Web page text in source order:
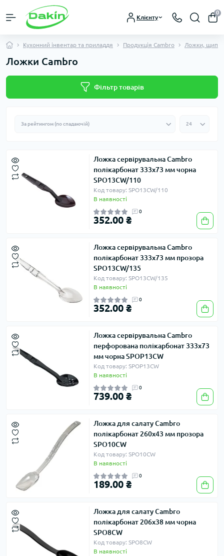
Клієнту
0
Кухонний інвентар та приладдя Продукція Cambro Ложки, щипці
Ложки Cambro
Фільтр товарів
Ложка сервірувальна Cambro
полікарбонат 333х73 мм чорна
SPO13CW/110
Код товару: SPO13CW/110
В наявності
0
352.00 ₴
Ложка сервірувальна Cambro
полікарбонат 333х73 мм прозора
SPO13CW/135
Код товару: SPO13CW/135
В наявності
0
352.00 ₴
Ложка сервірувальна Cambro
перфорована полікарбонат 333х73
мм чорна SPOP13CW
Код товару: SPOP13CW
В наявності
0
739.00 ₴
Ложка для салату Cambro
полікарбонат 260х43 мм прозора
SPO10CW
Код товару: SPO10CW
В наявності
0
189.00 ₴
Ложка для салату Cambro
полікарбонат 206х38 мм чорна
SPO8CW
Код товару: SPO8CW
В наявності